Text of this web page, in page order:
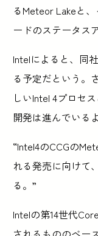
るMeteor Lakeと
ードのステータス
Intelによると、同
る予定だという。
しいIntel 4プロセ
開発は進んでいる
“Intel4のCCGの
れる発売に向けて
る。”
Intelの第14世代